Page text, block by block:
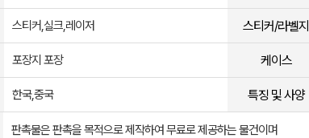
스티커,실크,레이저 스티커/라벨지
포장지 포장 케이스
한국,중국 특징 및 사양
판촉물은 판촉을 목적으로 제작하여 무료로 제공하는 물건이며